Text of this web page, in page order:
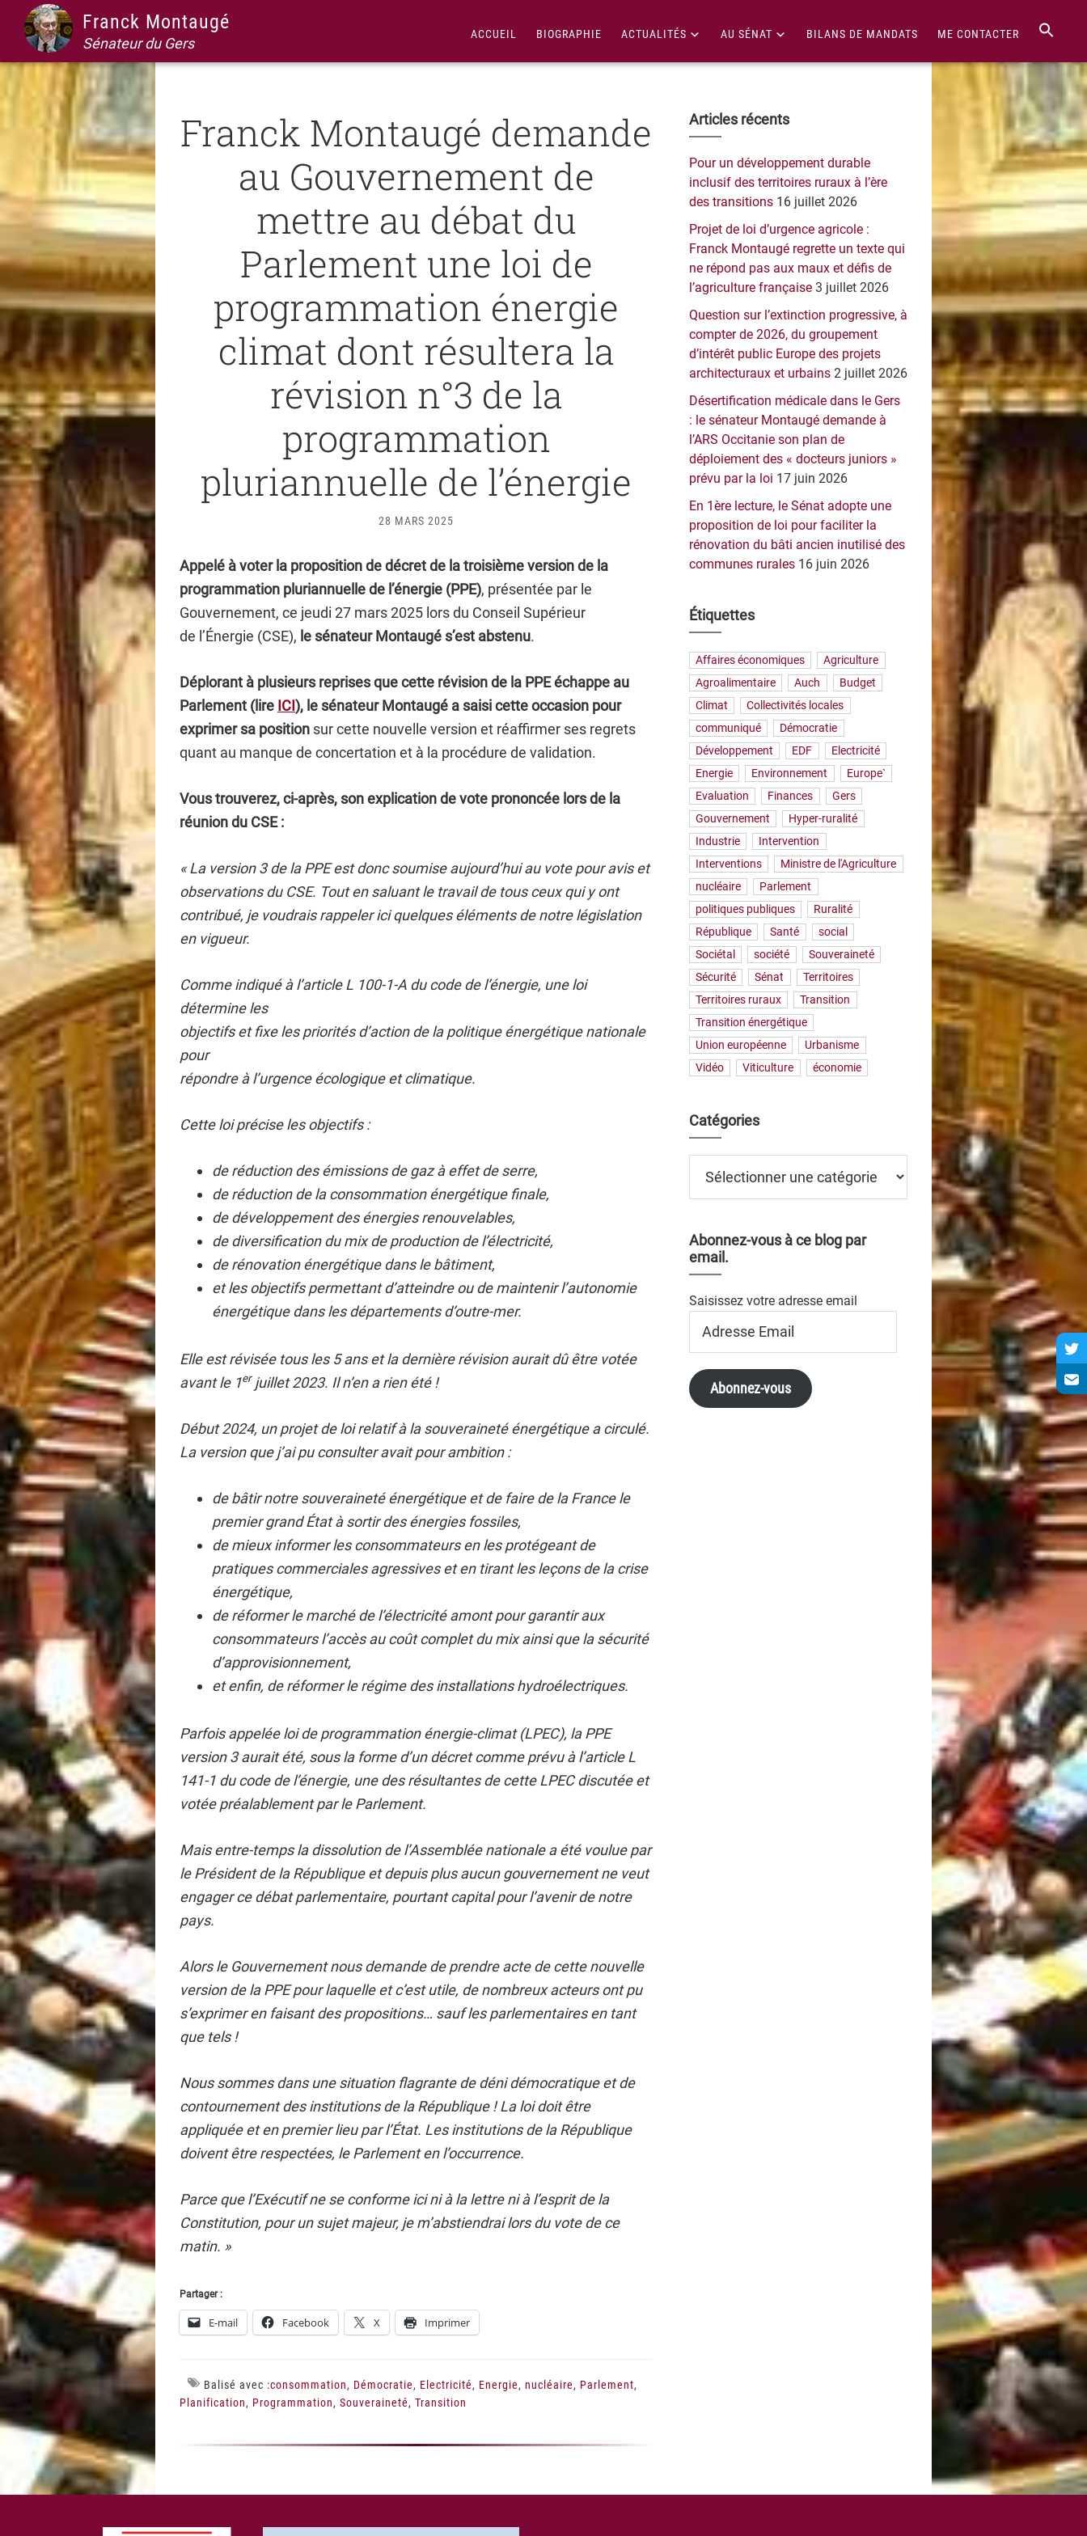
Passer
la
navigation
principale
Passer
contenu
principal
Passer
la
barre
principale
Passer
pied
de
Franck Montaugé
Sénateur du Gers
ACCUEIL BIOGRAPHIE ACTUALITÉS AU SÉNAT BILANS DE MANDATS ME CONTACTER
Franck Montaugé demande
au Gouvernement de
mettre au débat du
Parlement une loi de
programmation énergie
climat dont résultera la
révision n°3 de la
programmation
pluriannuelle de l’énergie
28 MARS 2025
Appelé à voter la proposition de décret de la troisième version de la
programmation pluriannuelle de l’énergie (PPE), présentée par le
Gouvernement, ce jeudi 27 mars 2025 lors du Conseil Supérieur
de l’Énergie (CSE), le sénateur Montaugé s’est abstenu.
Déplorant à plusieurs reprises que cette révision de la PPE échappe au
Parlement (lire ICI), le sénateur Montaugé a saisi cette occasion pour
exprimer sa position sur cette nouvelle version et réaffirmer ses regrets
quant au manque de concertation et à la procédure de validation.
Vous trouverez, ci-après, son explication de vote prononcée lors de la
réunion du CSE :
« La version 3 de la PPE est donc soumise aujourd’hui au vote pour avis et
observations du CSE. Tout en saluant le travail de tous ceux qui y ont
contribué, je voudrais rappeler ici quelques éléments de notre législation
en vigueur.
Comme indiqué à l’article L 100-1-A du code de l’énergie, une loi
détermine les
objectifs et fixe les priorités d’action de la politique énergétique nationale
pour
répondre à l’urgence écologique et climatique.
Cette loi précise les objectifs :
de réduction des émissions de gaz à effet de serre,
de réduction de la consommation énergétique finale,
de développement des énergies renouvelables,
de diversification du mix de production de l’électricité,
de rénovation énergétique dans le bâtiment,
et les objectifs permettant d’atteindre ou de maintenir l’autonomie
énergétique dans les départements d’outre-mer.
Elle est révisée tous les 5 ans et la dernière révision aurait dû être votée
avant le 1erjuillet 2023. Il n’en a rien été !
Début 2024, un projet de loi relatif à la souveraineté énergétique a circulé.
La version que j’ai pu consulter avait pour ambition :
de bâtir notre souveraineté énergétique et de faire de la France le
premier grand État à sortir des énergies fossiles,
de mieux informer les consommateurs en les protégeant de
pratiques commerciales agressives et en tirant les leçons de la crise
énergétique,
de réformer le marché de l’électricité amont pour garantir aux
consommateurs l’accès au coût complet du mix ainsi que la sécurité
d’approvisionnement,
et enfin, de réformer le régime des installations hydroélectriques.
Parfois appelée loi de programmation énergie-climat (LPEC), la PPE
version 3 aurait été, sous la forme d’un décret comme prévu à l’article L
141-1 du code de l’énergie, une des résultantes de cette LPEC discutée et
votée préalablement par le Parlement.
Mais entre-temps la dissolution de l’Assemblée nationale a été voulue par
le Président de la République et depuis plus aucun gouvernement ne veut
engager ce débat parlementaire, pourtant capital pour l’avenir de notre
pays.
Alors le Gouvernement nous demande de prendre acte de cette nouvelle
version de la PPE pour laquelle et c’est utile, de nombreux acteurs ont pu
s’exprimer en faisant des propositions… sauf les parlementaires en tant
que tels !
Nous sommes dans une situation flagrante de déni démocratique et de
contournement des institutions de la République ! La loi doit être
appliquée et en premier lieu par l’État. Les institutions de la République
doivent être respectées, le Parlement en l’occurrence.
Parce que l’Exécutif ne se conforme ici ni à la lettre ni à l’esprit de la
Constitution, pour un sujet majeur, je m’abstiendrai lors du vote de ce
matin. »
Partager :
E-mail Facebook X Imprimer
Balisé avec :consommation, Démocratie, Electricité, Energie, nucléaire, Parlement,
Planification, Programmation, Souveraineté, Transition
Barre
latérale
principale
Articles récents
Pour un développement durable
inclusif des territoires ruraux à l’ère
des transitions 16 juillet 2026
Projet de loi d’urgence agricole :
Franck Montaugé regrette un texte qui
ne répond pas aux maux et défis de
l’agriculture française 3 juillet 2026
Question sur l’extinction progressive, à
compter de 2026, du groupement
d’intérêt public Europe des projets
architecturaux et urbains 2 juillet 2026
Désertification médicale dans le Gers
: le sénateur Montaugé demande à
l’ARS Occitanie son plan de
déploiement des « docteurs juniors »
prévu par la loi 17 juin 2026
En 1ère lecture, le Sénat adopte une
proposition de loi pour faciliter la
rénovation du bâti ancien inutilisé des
communes rurales 16 juin 2026
Étiquettes
Affaires économiques
Agriculture
Agroalimentaire
Auch
Budget
Climat
Collectivités locales
communiqué
Démocratie
Développement
EDF
Electricité
Energie
Environnement
Europe`
Evaluation
Finances
Gers
Gouvernement
Hyper-ruralité
Industrie
Intervention
Interventions
Ministre de l'Agriculture
nucléaire
Parlement
politiques publiques
Ruralité
République
Santé
social
Sociétal
société
Souveraineté
Sécurité
Sénat
Territoires
Territoires ruraux
Transition
Transition énergétique
Union européenne
Urbanisme
Vidéo
Viticulture économie
Catégories
Abonnez-vous à ce blog par
email.
Saisissez votre adresse email
Email
Abonnez-vous